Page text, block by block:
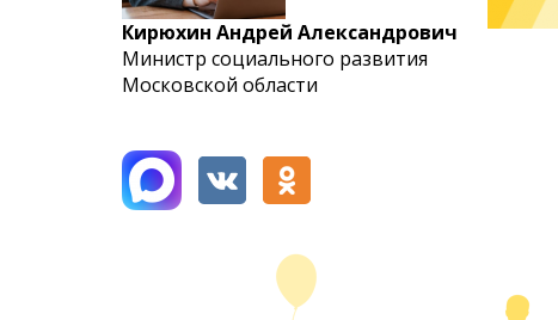
Кирюхин Андрей Александрович
Министр социального развития
Московской области